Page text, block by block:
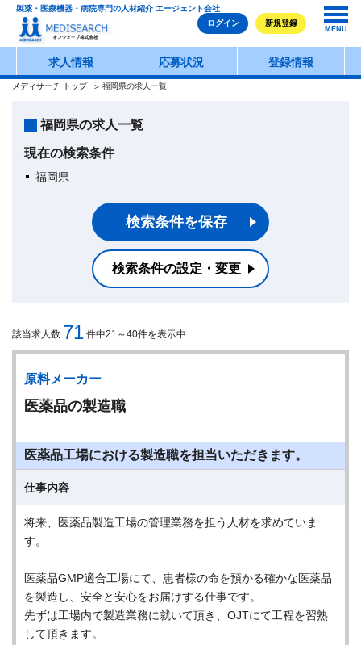
製薬・医療機器・病院専門の人材紹介 エージェント会社
ログイン
新規登録
MENU
求人情報 応募状況 登録情報
メディサーチ トップ 福岡県の求人一覧
福岡県の求人一覧
現在の検索条件
福岡県
検索条件を保存
検索条件の設定・変更
該当求人数 71 件中21～40件を表示中
原料メーカー
医薬品の製造職
医薬品工場における製造職を担当いただきます。
仕事内容
将来、医薬品製造工場の管理業務を担う人材を求めていま
す。
医薬品GMP適合工場にて、患者様の命を預かる確かな医薬品
を製造し、安全と安心をお届けする仕事です。
先ずは工場内で製造業務に就いて頂き、OJTにて工程を習熟
して頂きます。